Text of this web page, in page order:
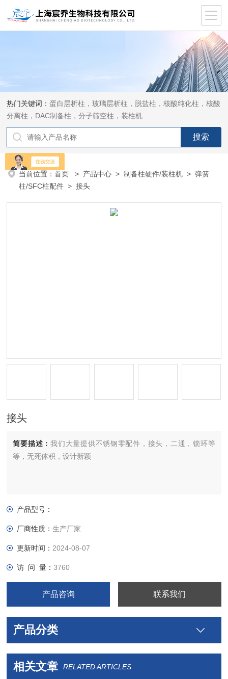
热门关键词：蛋白层析柱，玻璃层析柱，脱盐柱，核酸纯化柱，核酸
分离柱，DAC制备柱，分子筛空柱，装柱机
当前位置：首页 > 产品中心 >制备柱硬件/装柱机 >弹簧
柱/SFC柱配件 > 接头
接头
简要描述：我们大量提供不锈钢零配件，接头，二通，锁环等
等，无死体积，设计新颖
产品型号：
厂商性质：生产厂家
更新时间： 2024-08-07
访 问 量：3760
产品咨询 联系我们
产品分类
相关文章 RELATED ARTICLES